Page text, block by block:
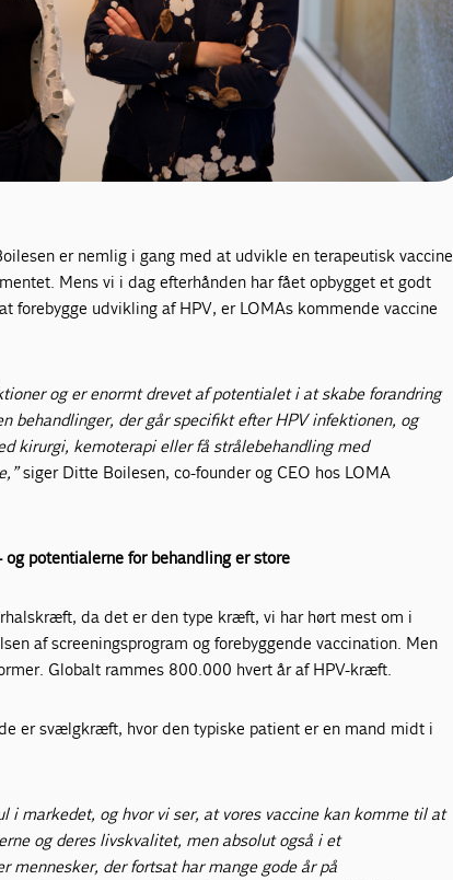
er nemlig i gang med at udvikle en terapeutisk vaccine
Mens vi i dag efterhånden har fået opbygget et godt
forebygge udvikling af HPV, er LOMAs kommende vaccine
og er enormt drevet af potentialet i at skabe forandring
behandlinger, der går specifikt efter HPV infektionen, og
kirurgi, kemoterapi eller få strålebehandling med
siger Ditte Boilesen, co-founder og CEO hos LOMA
potentialerne for behandling er store
da det er den type kræft, vi har hørt mest om i
af screeningsprogram og forebyggende vaccination. Men
Globalt rammes 800.000 hvert år af HPV-kræft.
er svælgkræft, hvor den typiske patient er en mand midt i
i markedet, og hvor vi ser, at vores vaccine kan komme til at
og deres livskvalitet, men absolut også i et
mennesker, der fortsat har mange gode år på